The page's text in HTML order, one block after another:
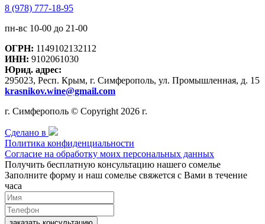
8 (978) 777-18-95
пн-вс 10-00 до 21-00
ОГРН: 1149102132112
ИНН: 9102061030
Юрид. адрес:
295023, Респ. Крым, г. Симферополь, ул. Промышленная, д. 15
krasnikov.wine@gmail.com
г. Симферополь © Copyright 2026 г.
Сделано в
Политика конфиденциальности
Согласие на обработку моих персональных данных
Получить бесплатную консультацию нашего сомелье
Заполните форму и наш сомелье свяжется с Вами в течение
часа